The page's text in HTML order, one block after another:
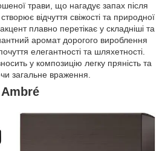
трави, що нагадує запах після
відчуття свіжості та природної
плавно перетікає у складніші та
аромат дорогого вироблення
елегантності та шляхетності.
у композицію легку пряність та
загальне враження.
Ambré